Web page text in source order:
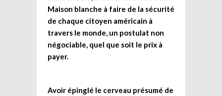
Maison blanche à faire de la sécurité
de chaque citoyen américain à
travers le monde, un postulat non
négociable, quel que soit le prix à
payer.
Avoir épinglé le cerveau présumé de